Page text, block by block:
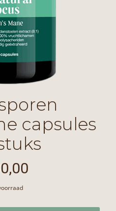
capsules